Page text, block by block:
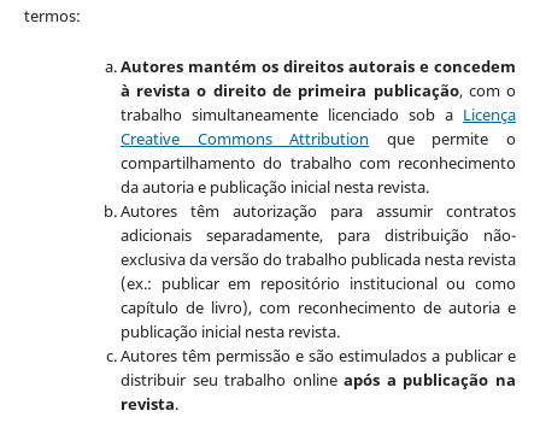
termos:
Autores mantém os direitos autorais e concedem
à revista o direito de primeira publicação, com o
trabalho simultaneamente licenciado sob a Licença
Creative Commons Attribution que permite o
compartilhamento do trabalho com reconhecimento
da autoria e publicação inicial nesta revista.
Autores têm autorização para assumir contratos
adicionais separadamente, para distribuição não-
exclusiva da versão do trabalho publicada nesta revista
(ex.: publicar em repositório institucional ou como
capítulo de livro), com reconhecimento de autoria e
publicação inicial nesta revista.
Autores têm permissão e são estimulados a publicar e
distribuir seu trabalho onlineapós a publicação na
revista.